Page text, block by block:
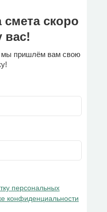
скоро
вас!
мы пришлём вам свою
персональных
конфиденциальности